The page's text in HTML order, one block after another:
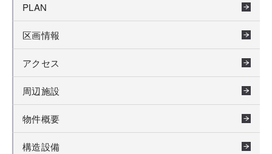
PLAN
区画情報
アクセス
周辺施設
物件概要
構造設備